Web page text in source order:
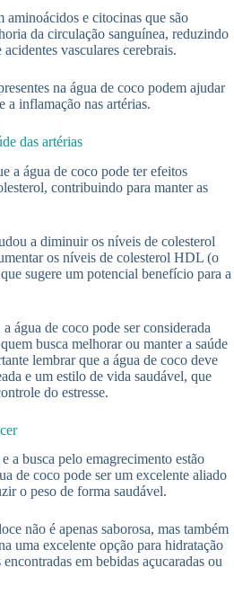
e citocinas que são
da circulação sanguínea, reduzindo
vasculares cerebrais.
na água de coco podem ajudar
a inflamação nas artérias.
das artérias
a água de coco pode ter efeitos
contribuindo para manter as
a diminuir os níveis de colesterol
os níveis de colesterol HDL (o
sugere um potencial benefício para a
água de coco pode ser considerada
busca melhorar ou manter a saúde
lembrar que a água de coco deve
e um estilo de vida saudável, que
do estresse.
a busca pelo emagrecimento estão
de coco pode ser um excelente aliado
o peso de forma saudável.
não é apenas saborosa, mas também
uma excelente opção para hidratação
em bebidas açucaradas ou